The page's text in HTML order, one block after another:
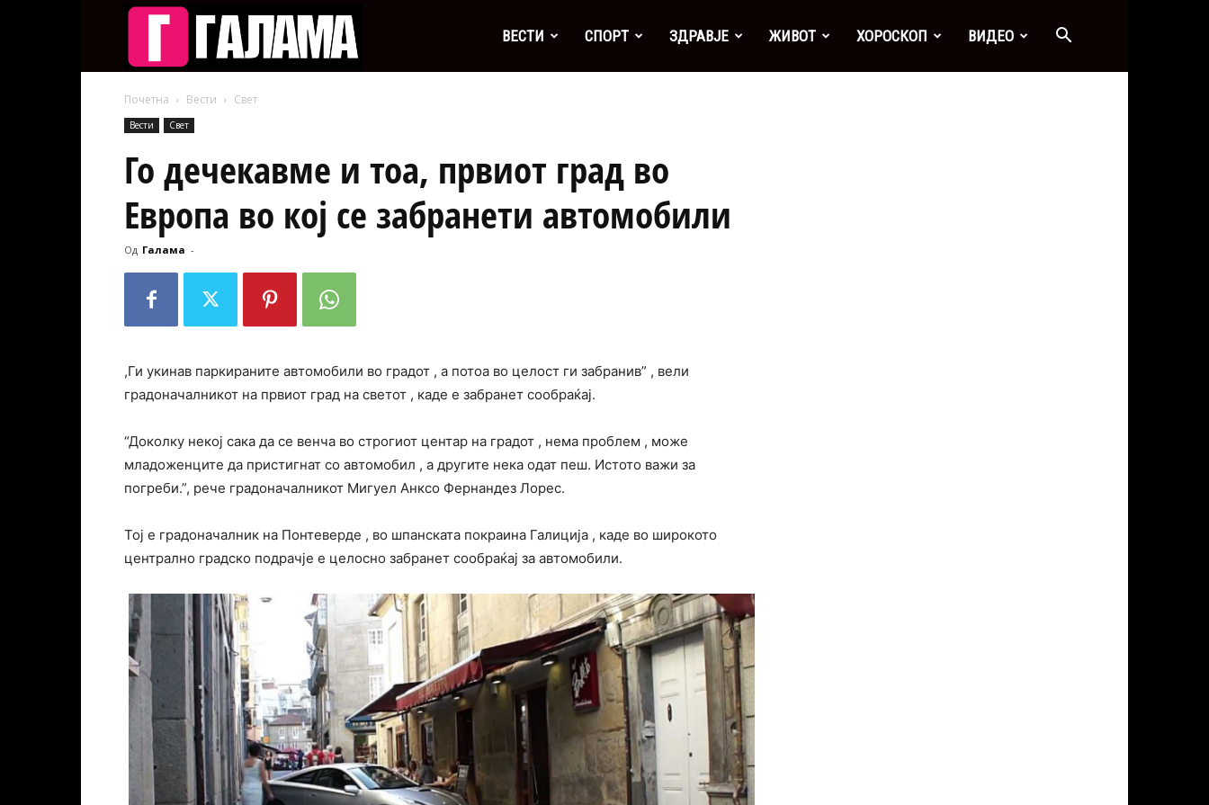
ВЕСТИ СПОРТ ЗДРАВЈЕ ЖИВОТ ХОРОСКОП ВИДЕО
Почетна Вести Свет
Вести Свет
Го дечекавме и тоа, првиот град во
Европа во кој се забранети автомобили
Од Галама -
,Ги укинав паркираните автомобили во градот , а потоа во целост ги забранив” , вели
градоначалникот на првиот град на светот , каде е забранет сообраќај.
“Доколку некој сака да се венча во строгиот центар на градот , нема проблем , може
младоженците да пристигнат со автомобил , а другите нека одат пеш. Истото важи за
погреби.”, рече градоначалникот Мигуел Анксо Фернандез Лорес.
Тој е градоначалник на Понтеверде , во шпанската покраина Галиција , каде во широкото
централно градско подрачје е целосно забранет сообраќај за автомобили.